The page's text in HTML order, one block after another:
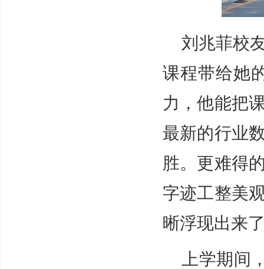
刘兆菲校
课程带给她
力，他能把
最新的行业
胜。更难得
字迹工整美
晰浮现出来
上学期间